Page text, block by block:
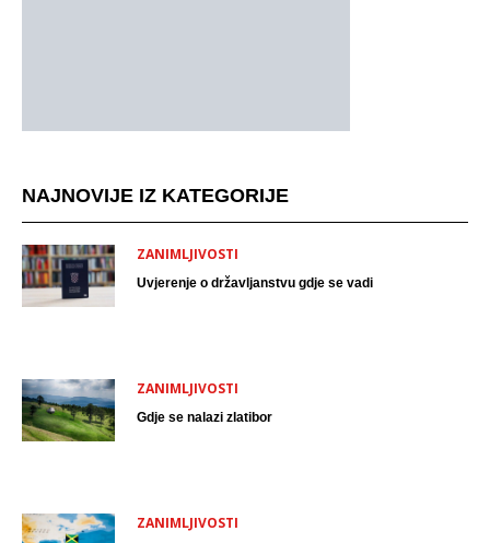
NAJNOVIJE IZ KATEGORIJE
ZANIMLJIVOSTI
Uvjerenje o državljanstvu gdje se vadi
ZANIMLJIVOSTI
Gdje se nalazi zlatibor
ZANIMLJIVOSTI